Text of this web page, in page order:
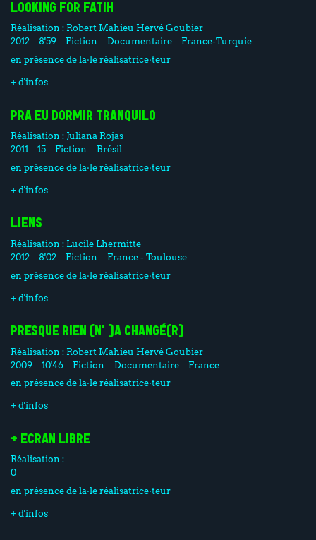
LOOKING FOR FATIH
Réalisation : Robert Mahieu Hervé Goubier
2012
8'59 Fiction Documentaire
France-Turquie
en présence de la·le réalisatrice·teur
+ d'infos
PRA EU DORMIR TRANQUILO
Réalisation : Juliana Rojas
2011
15 Fiction
Brésil
en présence de la·le réalisatrice·teur
+ d'infos
LIENS
Réalisation : Lucile Lhermitte
2012
8'02 Fiction
France - Toulouse
en présence de la·le réalisatrice·teur
+ d'infos
PRESQUE RIEN (N')A CHANGÉ(R)
Réalisation : Robert Mahieu Hervé Goubier
2009
10'46 Fiction Documentaire
France
en présence de la·le réalisatrice·teur
+ d'infos
+ ECRAN LIBRE
Réalisation :
0
en présence de la·le réalisatrice·teur
+ d'infos